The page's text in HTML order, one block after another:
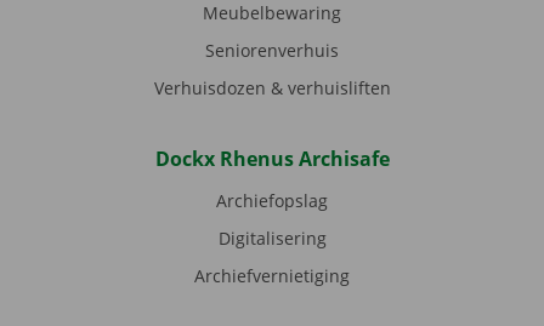
Meubelbewaring
Seniorenverhuis
Verhuisdozen & verhuisliften
Dockx Rhenus Archisafe
Archiefopslag
Digitalisering
Archiefvernietiging